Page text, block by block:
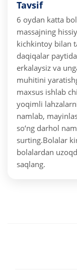
Tavsif
6 oydan katta
massajning
kichkintoy bilan
daqiqalar
erkalaysiz va
muhitini
maxsus ishlab
yoqimli
namlab,
so‘ng darhol
surting.Bolalar
bolalardan
saqlang.